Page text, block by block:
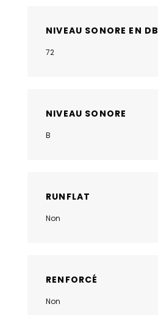
NIVEAU SONORE EN DB
72
NIVEAU SONORE
B
RUNFLAT
Non
RENFORCÉ
Non